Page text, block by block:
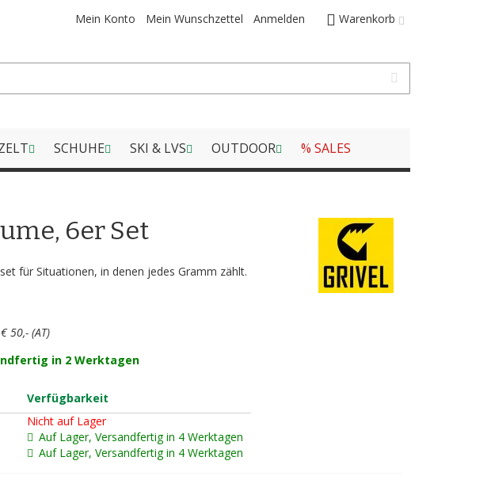
Warenkorb
Mein Konto Mein Wunschzettel Anmelden
SCHUHE SKI & LVS OUTDOOR % SALES
6er Set
für Situationen, in denen jedes Gramm zählt.
50,- (AT)
in 2 Werktagen
Verfügbarkeit
Nicht auf Lager
Auf Lager, Versandfertig in 4 Werktagen
Auf Lager, Versandfertig in 4 Werktagen